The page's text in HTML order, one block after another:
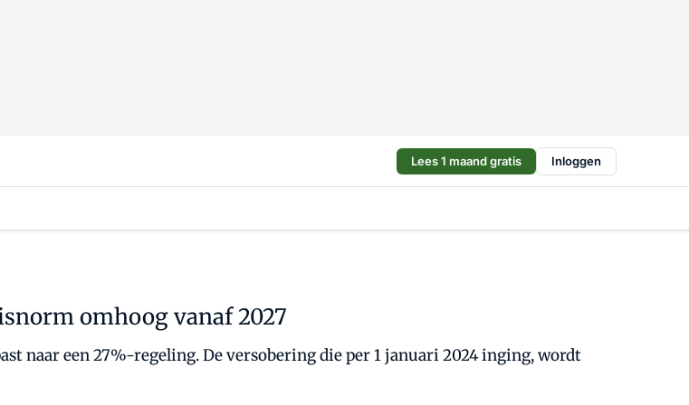
Lees 1 maand gratis Inloggen
omhoog vanaf 2027
naar een 27%-regeling. De versobering die per 1 januari 2024 inging, wordt